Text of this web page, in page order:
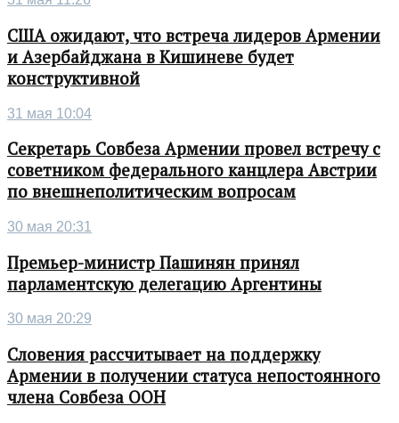
США ожидают, что встреча лидеров Армении
и Азербайджана в Кишиневе будет
конструктивной
31 мая 10:04
Секретарь Совбеза Армении провел встречу с
советником федерального канцлера Австрии
по внешнеполитическим вопросам
30 мая 20:31
Премьер-министр Пашинян принял
парламентскую делегацию Аргентины
30 мая 20:29
Словения рассчитывает на поддержку
Армении в получении статуса непостоянного
члена Совбеза ООН